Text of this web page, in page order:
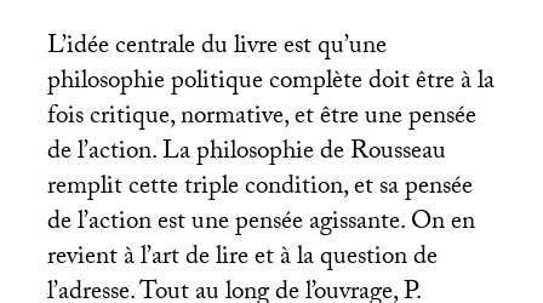
L’idée centrale du livre est qu’une
philosophie politique complète doit être à la
fois critique, normative, et être une pensée
de l’action. La philosophie de Rousseau
remplit cette triple condition, et sa pensée
de l’action est une pensée agissante. On en
revient à l’art de lire et à la question de